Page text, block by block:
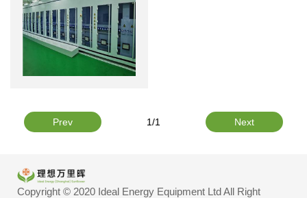
Prev 1/1 Next
Copyright © 2020 Ideal Energy Equipment Ltd All Right